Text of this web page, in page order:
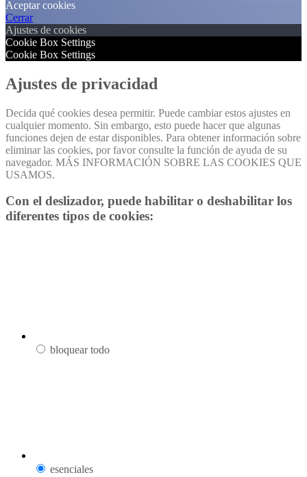
Aceptar cookies
Cerrar
Ajustes de cookies
Cookie Box Settings
Cookie Box Settings
Ajustes de privacidad
Decida qué cookies desea permitir. Puede cambiar estos ajustes en
cualquier momento. Sin embargo, esto puede hacer que algunas
funciones dejen de estar disponibles. Para obtener información sobre
eliminar las cookies, por favor consulte la función de ayuda de su
navegador. MÁS INFORMACIÓN SOBRE LAS COOKIES QUE
USAMOS.
Con el deslizador, puede habilitar o deshabilitar los
diferentes tipos de cookies:
bloquear todo
esenciales